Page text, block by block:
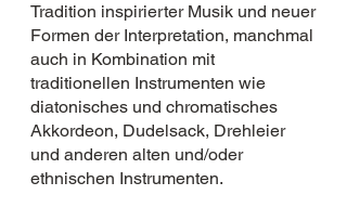
Tradition inspirierter Musik und neuer
Formen der Interpretation, manchmal
auch in Kombination mit
traditionellen Instrumenten wie
diatonisches und chromatisches
Akkordeon, Dudelsack, Drehleier
und anderen alten und/oder
ethnischen Instrumenten.